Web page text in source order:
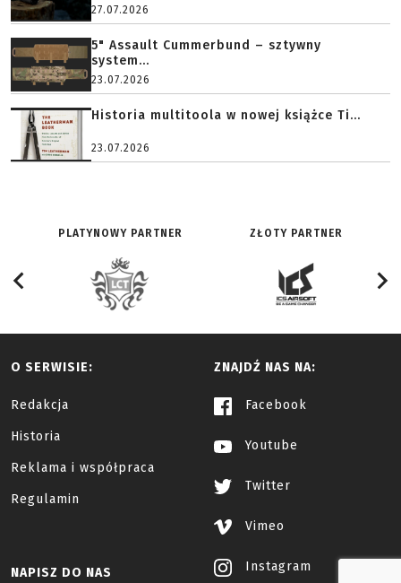
27.07.2026
5" Assault Cummerbund – sztywny
system...
23.07.2026
Historia multitoola w nowej książce Ti...
23.07.2026
PLATYNOWY PARTNER ZŁOTY PARTNER
O SERWISIE:
Redakcja
Historia
Reklama i współpraca
Regulamin
ZNAJDŹ NAS NA:
Facebook
Youtube
Twitter
Vimeo
Instagram
NAPISZ DO NAS